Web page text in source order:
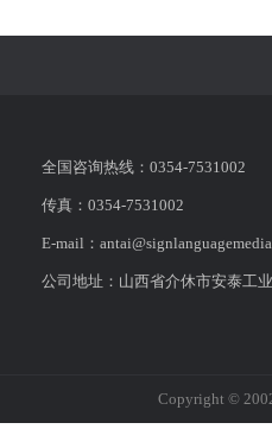
全国咨询热线：0354-7531002
传真：0354-7531002
E-mail：
公司地址：山西省介休市安泰工
Copyright © 2002-2021 世